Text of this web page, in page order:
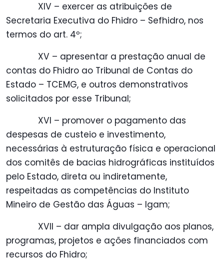
XIV – exercer as atribuições de
Secretaria Executiva do Fhidro – Sefhidro, nos
termos do art. 4º;
XV – apresentar a prestação anual de
contas do Fhidro ao Tribunal de Contas do
Estado – TCEMG, e outros demonstrativos
solicitados por esse Tribunal;
XVI – promover o pagamento das
despesas de custeio e investimento,
necessárias à estruturação física e operacional
dos comitês de bacias hidrográficas instituídos
pelo Estado, direta ou indiretamente,
respeitadas as competências do Instituto
Mineiro de Gestão das Águas – Igam;
XVII – dar ampla divulgação aos planos,
programas, projetos e ações financiados com
recursos do Fhidro;